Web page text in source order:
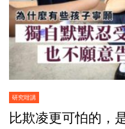
研究咁講
比欺凌更可怕的，